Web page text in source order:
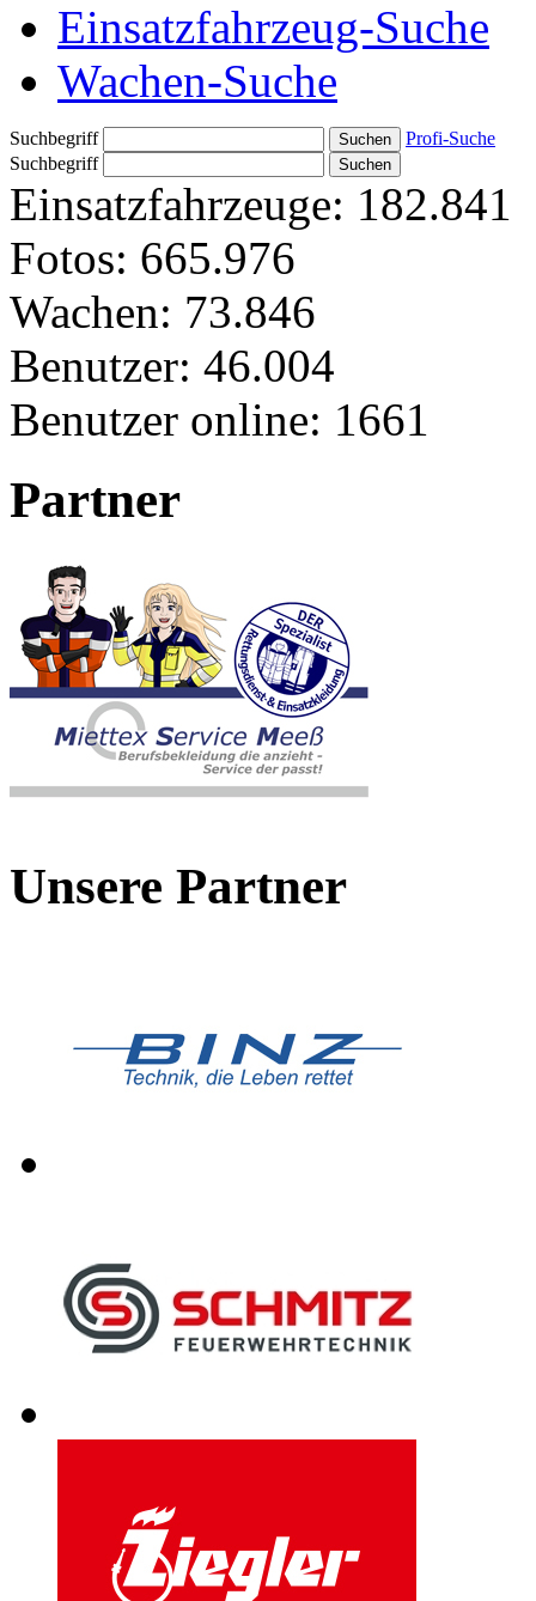
Einsatzfahrzeug-Suche
Wachen-Suche
Suchbegriff
Profi-Suche
Suchbegriff
Einsatzfahrzeuge: 182.841
Fotos: 665.976
Wachen: 73.846
Benutzer: 46.004
Benutzer online: 1661
Partner
Unsere Partner